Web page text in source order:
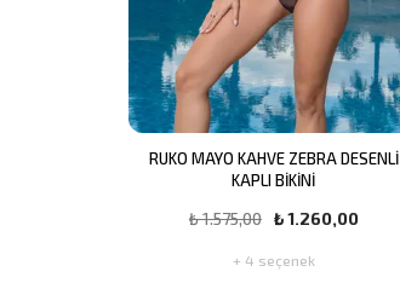
RUKO MAYO KAHVE ZEBRA DESENLİ
KAPLI BİKİNİ
₺ 1.575,00 ₺ 1.260,00
+ 4 seçenek